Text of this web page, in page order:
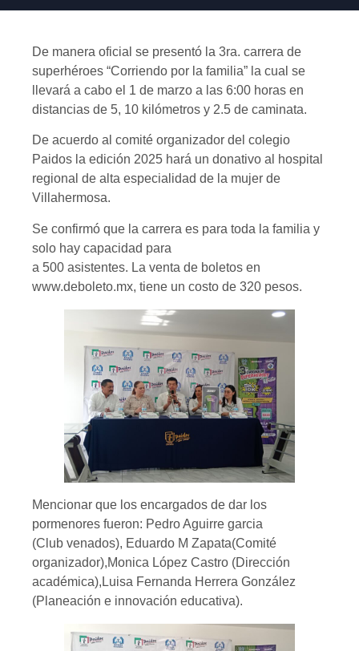
De manera oficial se presentó la 3ra. carrera de
superhéroes “Corriendo por la familia” la cual se
llevará a cabo el 1 de marzo a las 6:00 horas en
distancias de 5, 10 kilómetros y 2.5 de caminata.
De acuerdo al comité organizador del colegio
Paidos la edición 2025 hará un donativo al hospital
regional de alta especialidad de la mujer de
Villahermosa.
Se confirmó que la carrera es para toda la familia y
solo hay capacidad para
a 500 asistentes. La venta de boletos en
www.deboleto.mx, tiene un costo de 320 pesos.
Mencionar que los encargados de dar los
pormenores fueron: Pedro Aguirre garcia
(Club venados), Eduardo M Zapata(Comité
organizador),Monica López Castro (Dirección
académica),Luisa Fernanda Herrera González
(Planeación e innovación educativa).